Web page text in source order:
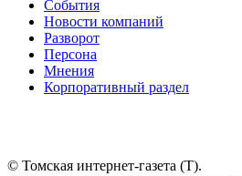
События
Новости компаний
Разворот
Персона
Мнения
Корпоративный раздел
© Томская интернет-газета (Т).